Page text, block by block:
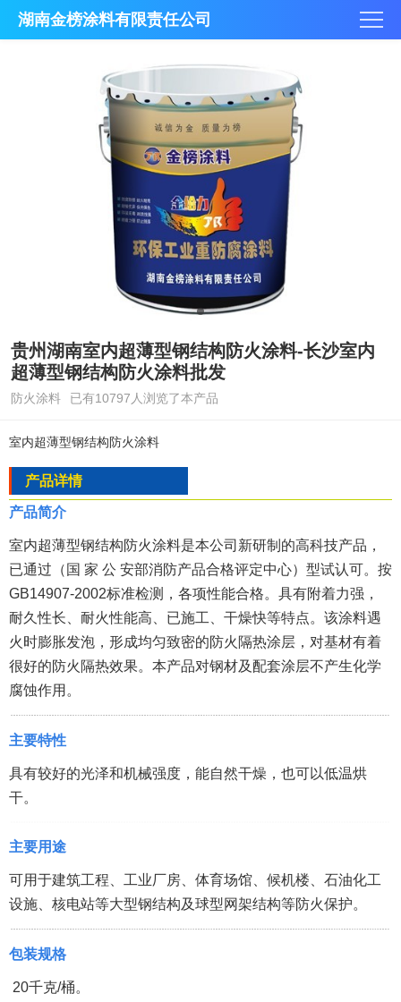
湖南金榜涂料有限责任公司
贵州湖南室内超薄型钢结构防火涂料-长沙室内
超薄型钢结构防火涂料批发
防火涂料 已有10797人浏览了本产品
室内超薄型钢结构防火涂料
产品详情
产品简介
室内超薄型钢结构防火涂料是本公司新研制的高科技产品，
已通过（国 家 公 安部消防产品合格评定中心）型试认可。按
GB14907-2002标准检测，各项性能合格。具有附着力强，
耐久性长、耐火性能高、已施工、干燥快等特点。该涂料遇
火时膨胀发泡，形成均匀致密的防火隔热涂层，对基材有着
很好的防火隔热效果。本产品对钢材及配套涂层不产生化学
腐蚀作用。
主要特性
具有较好的光泽和机械强度，能自然干燥，也可以低温烘
干。
主要用途
可用于建筑工程、工业厂房、体育场馆、候机楼、石油化工
设施、核电站等大型钢结构及球型网架结构等防火保护。
包装规格
20千克/桶。